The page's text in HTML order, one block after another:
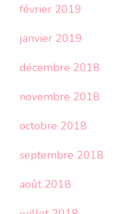
février 2019
janvier 2019
décembre 2018
novembre 2018
octobre 2018
septembre 2018
août 2018